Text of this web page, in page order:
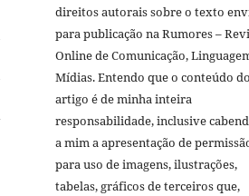
direitos autorais sobre o texto
para publicação na Rumores –
Online de Comunicação,
Mídias. Entendo que o conteúdo
artigo é de minha inteira
responsabilidade, inclusive
a mim a apresentação de
para uso de imagens, ilustrações,
tabelas, gráficos de terceiros que,